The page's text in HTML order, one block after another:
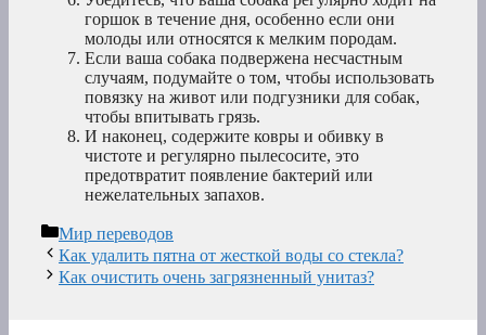
горшок в течение дня, особенно если они
молоды или относятся к мелким породам.
Если ваша собака подвержена несчастным
случаям, подумайте о том, чтобы использовать
повязку на живот или подгузники для собак,
чтобы впитывать грязь.
И наконец, содержите ковры и обивку в
чистоте и регулярно пылесосите, это
предотвратит появление бактерий или
нежелательных запахов.
Рубрики
Мир переводов
Как удалить пятна от жесткой воды со стекла?
Как очистить очень загрязненный унитаз?